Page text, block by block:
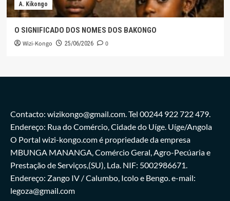
A. Kikongo
O SIGNIFICADO DOS NOMES DOS BAKONGO
Wizi-Kongo 25/06/2026 0
Contacto: wizikongo@gmail.com. Tel 00244 922 722 479.
Endereço: Rua do Comércio, Cidade do Uíge. Uíge/Angola
O Portal wizi-kongo.com é propriedade da empresa
MBUNGA MANANGA, Comércio Geral, Agro-Pecúaria e
Prestação de Serviços,(SU), Lda. NIF: 5002986671.
Endereço: Zango IV / Calumbo, Icolo e Bengo. e-mail:
legoza@gmail.com